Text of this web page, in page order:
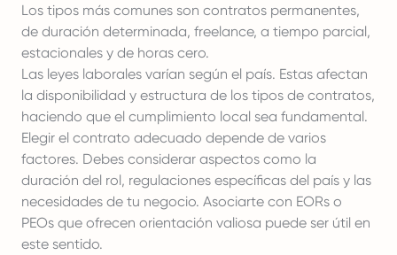
Los tipos más comunes son contratos permanentes,
de duración determinada, freelance, a tiempo parcial,
estacionales y de horas cero.
Las leyes laborales varían según el país. Estas afectan
la disponibilidad y estructura de los tipos de contratos,
haciendo que el cumplimiento local sea fundamental.
Elegir el contrato adecuado depende de varios
factores. Debes considerar aspectos como la
duración del rol, regulaciones específicas del país y las
necesidades de tu negocio. Asociarte con EORs o
PEOs que ofrecen orientación valiosa puede ser útil en
este sentido.